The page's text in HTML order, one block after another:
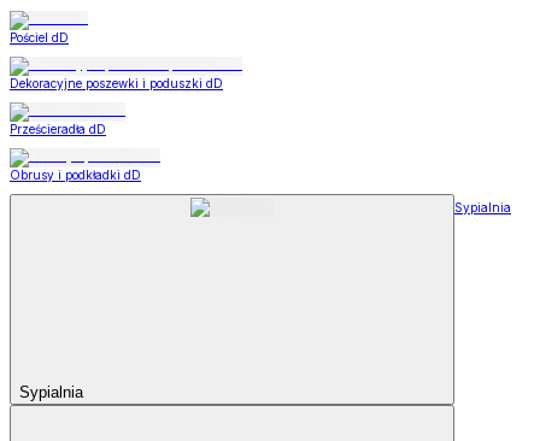
Pościel dD
Dekoracyjne poszewki i poduszki dD
Prześcieradła dD
Obrusy i podkładki dD
Sypialnia
Sypialnia